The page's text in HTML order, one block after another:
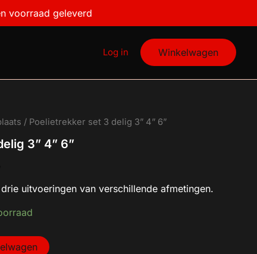
voorraad geleverd
Log in Winkelwagen
/ Poelietrekker set 3 delig 3” 4” 6”
3” 4” 6”
uitvoeringen van verschillende afmetingen.
3''